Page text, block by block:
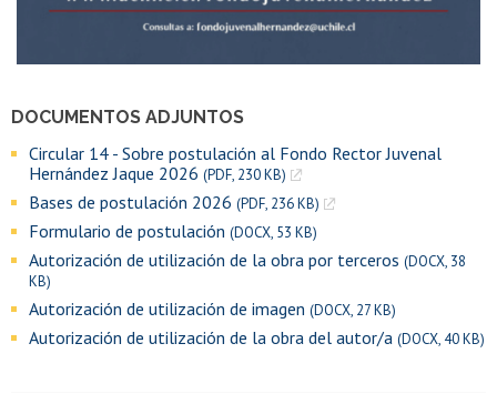
DOCUMENTOS ADJUNTOS
Circular 14 - Sobre postulación al Fondo Rector Juvenal
Hernández Jaque 2026 (PDF, 230 KB)
Bases de postulación 2026 (PDF, 236 KB)
Formulario de postulación (DOCX, 53 KB)
Autorización de utilización de la obra por terceros (DOCX, 38
KB)
Autorización de utilización de imagen (DOCX, 27 KB)
Autorización de utilización de la obra del autor/a (DOCX, 40 KB)